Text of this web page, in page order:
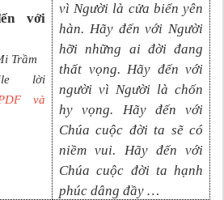
với
Trầm
lời
và
vì Người là cửa biển yên
hàn. Hãy đến với Người
hỡi những ai đời đang
thất vọng. Hãy đến với
người vì Người là chốn
hy vọng. Hãy đến với
Chúa cuộc đời ta sẽ có
niềm vui. Hãy đến với
Chúa cuộc đời ta hạnh
phúc dâng đầy …